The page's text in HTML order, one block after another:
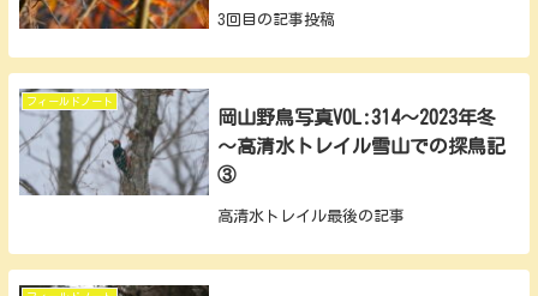
3回目の記事投稿
フィールドノート
岡山野鳥写真VOL:314～2023年冬
～高清水トレイル雪山での探鳥記
③
高清水トレイル最後の記事